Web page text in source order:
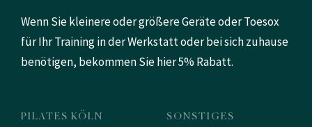
Wenn Sie kleinere oder größere Geräte oder Toesox
für Ihr Training in der Werkstatt oder bei sich zuhause
benötigen, bekommen Sie hier 5% Rabatt.
PILATES KÖLN SONSTIGES